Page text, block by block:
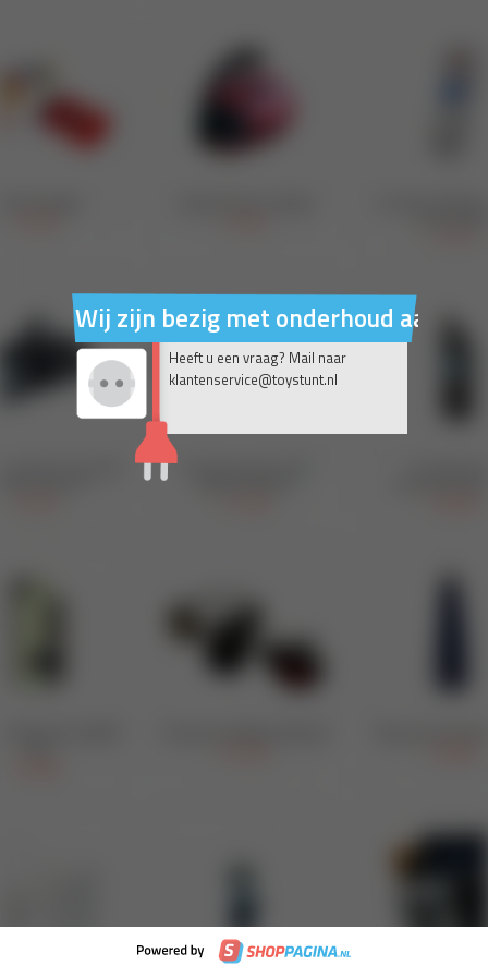
Wij zijn bezig met onderhoud aan
Heeft u een vraag? Mail naar
klantenservice@toystunt.nl